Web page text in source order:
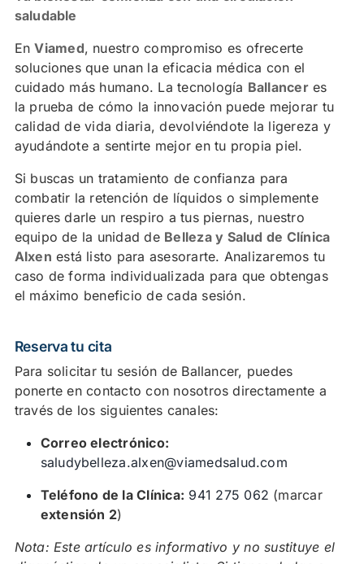
saludable
EnViamed, nuestro compromiso es ofrecerte
soluciones que unan la eficacia médica con el
cuidado más humano. La tecnología Ballanceres
la prueba de cómo la innovación puede mejorar tu
calidad de vida diaria, devolviéndote la ligereza y
ayudándote a sentirte mejor en tu propia piel.
Si buscas un tratamiento de confianza para
combatir la retención de líquidos o simplemente
quieres darle un respiro a tus piernas, nuestro
equipo de la unidad de Belleza y Salud de Clínica
Alxen está listo para asesorarte. Analizaremos tu
caso de forma individualizada para que obtengas
el máximo beneficio de cada sesión.
Reserva tu cita
Para solicitar tu sesión de Ballancer, puedes
ponerte en contacto con nosotros directamente a
través de los siguientes canales:
Correo electrónico:
saludybelleza.alxen@viamedsalud.com
Teléfono de la Clínica: 941 275 062 (marcar
extensión 2)
Nota: Este artículo es informativo y no sustituye el